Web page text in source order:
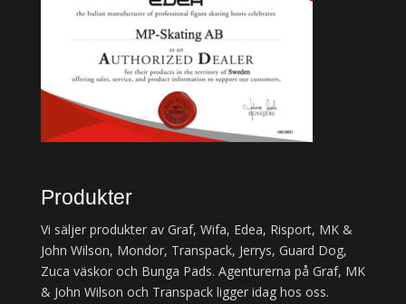
Produkter
Vi säljer produkter av Graf, Wifa, Edea, Risport, MK &
John Wilson, Mondor, Transpack, Jerrys, Guard Dog,
Zuca väskor och Bunga Pads. Agenturerna på Graf, MK
& John Wilson och Transpack ligger idag hos oss.